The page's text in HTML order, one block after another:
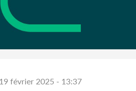
février 2025 - 13:37